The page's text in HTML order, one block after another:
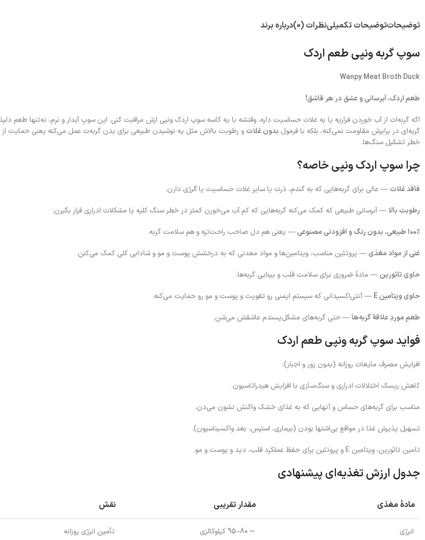
توضیحاتتوضیحات تکمیلینظرات (0) درباره برند
سوپ گربه ونپی طعم اردک
Wanpy Meat Broth Duck
طعم اردک، آبرسانی و عشق در هر قاشق!
اگه گربه‌ات از آب خوردن فراریه یا به غلات حساسیت داره، وقتشه با یه کاسه‌ سوپ اردک ونپی ازش مراقبت کنی. این سوپِ آبدار و نرم، نه‌تنها طعم
گربه‌ای در برابرش مقاومت نمی‌کنه، بلکه با فرمول بدون غلات و رطوبت بالاش مثل یه نوشیدن طبیعی برای بدن گربه‌ت عمل می‌کنه یعنی حمایت از
خطر تشکیل سنگ‌ها.
چرا سوپ اردک ونپی خاصه؟
فاقد غلات — عالی برای گربه‌هایی که به گندم، ذرت یا سایر غلات حساسیت یا آلرژی دارن.
رطوبت بالا — آبرسانی طبیعی که کمک می‌کنه گربه‌هایی که کم آب می‌خورن کمتر در خطر سنگ کلیه یا مشکلات ادراری قرار بگیرن.
۱۰۰٪ طبیعی، بدون رنگ و افزودنی مصنوعی
— یعنی هم دل صاحب راحت‌تره و هم سلامت گربه.
غنی از مواد مغذی— پروتئین مناسب، ویتامین‌ها و مواد معدنی که به درخشش پوست و مو و شادابی کلی کمک می‌کنن.
حاوی تائورین— مادهٔ ضروری برای سلامت قلب و بینایی گربه‌ها.
حاوی ویتامین E
— آنتی‌اکسیدانی که سیستم ایمنی رو تقویت و پوست و مو رو حمایت می‌کنه.
طعمِ موردِ علاقهٔ گربه‌ها— حتی گربه‌های مشکل‌پسندم عاشقش می‌شن.
فواید سوپ گربه ونپی طعم اردک
افزایش مصرف مایعات روزانه (بدون زور و اجبار).
کاهش ریسک اختلالات ادراری و سنگ‌سازی با افزایش هیدراتاسیون.
مناسب برای گربه‌های حساس و آنهایی که به غذای خشک واکنش نشون می‌دن.
تسهیل پذیرش غذا در مواقع بی‌اشتها بودن (بیماری، استرس، بعد واکسیناسیون).
تامین تائورین، ویتامین E و پروتئین برای حفظ عملکرد قلب، دید و پوست و مو.
جدول ارزش تغذیه‌ای پیشنهادی
مادهٔ مغذی مقدار تقریبی نقش
انرژی ~ 80–95 کیلوکالری تأمین انرژی روزانه